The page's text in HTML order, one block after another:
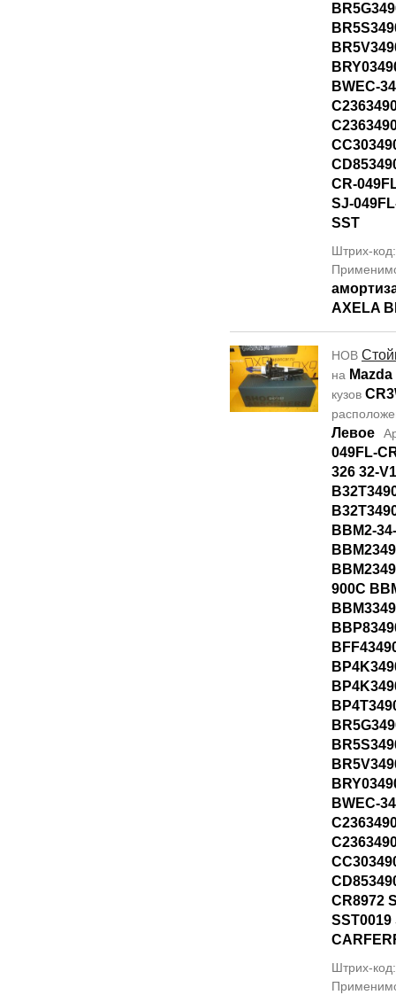
BWEC-
CR-
SJ-
SST
Штрих-
AXELA
НОВ
на
кузов
Левое
049FL-
326 32-
BBM2-
900C
BWEC-
CR8972
SST0019
Штрих-